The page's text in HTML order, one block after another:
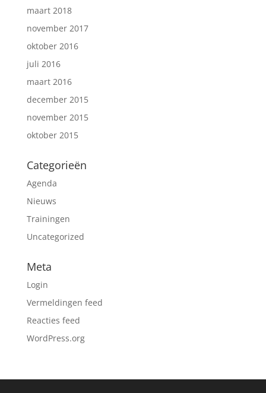
maart 2018
november 2017
oktober 2016
juli 2016
maart 2016
december 2015
november 2015
oktober 2015
Categorieën
Agenda
Nieuws
Trainingen
Uncategorized
Meta
Login
Vermeldingen feed
Reacties feed
WordPress.org